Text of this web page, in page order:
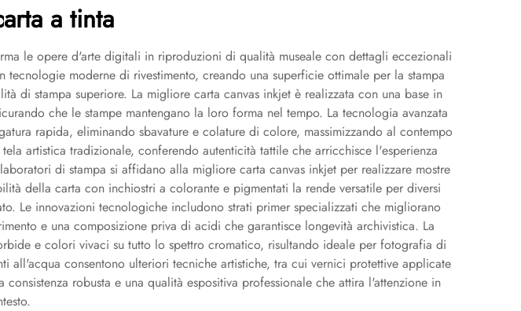
a tinta
le opere d'arte digitali in riproduzioni di qualità museale con dettagli eccezionali
moderne di rivestimento, creando una superficie ottimale per la stampa
di stampa superiore. La migliore carta canvas inkjet è realizzata con una base in
che le stampe mantengano la loro forma nel tempo. La tecnologia avanzata
rapida, eliminando sbavature e colature di colore, massimizzando al contempo
artistica tradizionale, conferendo autenticità tattile che arricchisce l'esperienza
di stampa si affidano alla migliore carta canvas inkjet per realizzare mostre
della carta con inchiostri a colorante e pigmentati la rende versatile per diversi
Le innovazioni tecnologiche includono strati primer specializzati che migliorano
e una composizione priva di acidi che garantisce longevità archivistica. La
e colori vivaci su tutto lo spettro cromatico, risultando ideale per fotografia di
all'acqua consentono ulteriori tecniche artistiche, tra cui vernici protettive applicate
robusta e una qualità espositiva professionale che attira l'attenzione in